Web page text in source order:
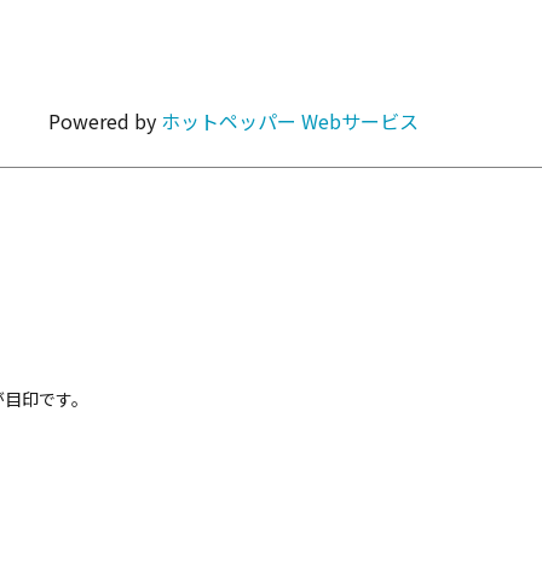
カラオケ・パーティ
Powered by ホットペッパー Webサービス
印です。